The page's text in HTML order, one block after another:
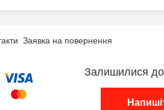
Заявка на повернення
Залишилися